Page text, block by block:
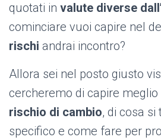
quotati in valute diverse
cominciare vuoi capire nel
rischi andrai incontro?
Allora sei nel posto giusto
cercheremo di capire meglio
rischio di cambio, di cosa si
specifico e come fare per